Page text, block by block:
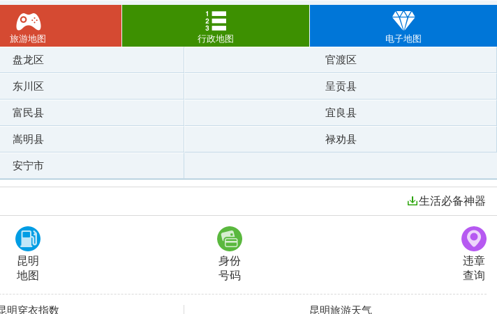
旅游地图 行政地图 电子地图
盘龙区 官渡区
东川区 呈贡县
富民县 宜良县
嵩明县 禄劝县
安宁市
生活必备神器
昆明
地图
身份
号码
违章
查询
明穿衣指数 昆明旅游天气